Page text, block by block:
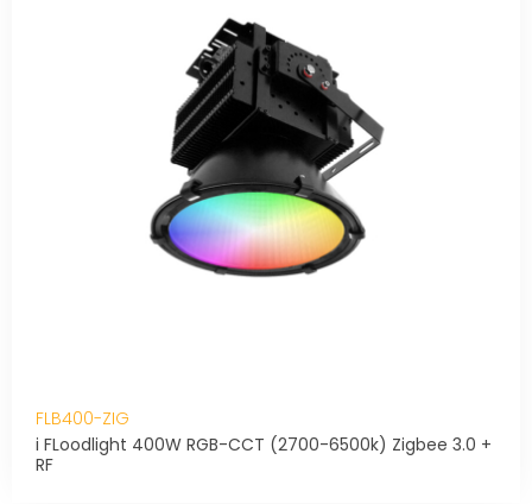
FLB400-ZIG
i FLoodlight 400W RGB-CCT (2700-6500k) Zigbee 3.0 +
RF